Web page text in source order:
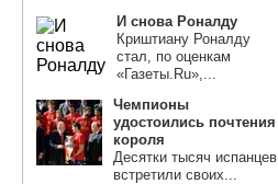
И снова Роналду
Криштиану Роналду
стал, по оценкам
«Газеты.Ru»,...
Чемпионы
удостоились почтения
короля
Десятки тысяч испанцев
встретили своих...